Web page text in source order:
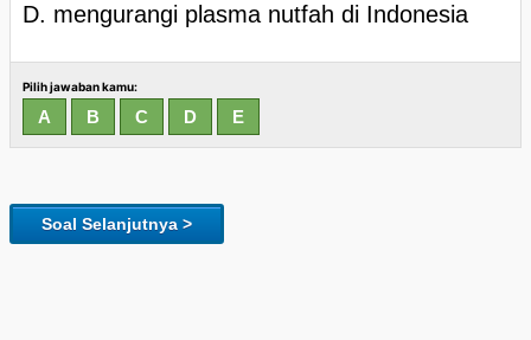
D. mengurangi plasma nutfah di Indonesia
Pilih jawaban kamu:
Soal Selanjutnya >